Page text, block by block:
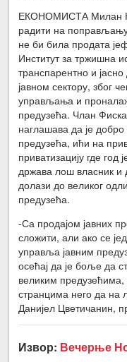
ЕКОНОМИСТА Милан
радити на поправљању
не би била продата
Институт за тржишна
транспарентно и јасно
јавном сектору, због
управљања и
предузећа. Члан
наглашава да је
предузећа, ићи на
приватизацију где год
држава лош власник
долази до великог
предузећа.
-Са продајом јавних
сложити, али ако се
управља јавним
осећај да је боље да
великим
странцима него да
Данијел Цветичанин,
Извор: Вечерње